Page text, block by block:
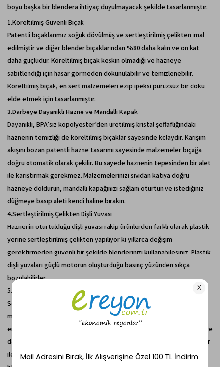
boyu başka bir blendera ihtiyaç duyulmayacak şekilde tasarlanmıştır.
1.Köreltilmiş Güvenli Bıçak
Patentli bıçaklarımız soğuk dövülmüş ve sertleştirilmiş çelikten imal
edilmiştir ve diğer blender bıçaklarından %80 daha kalın ve on kat
daha güçlüdür. Köreltilmiş bıçak keskin olmadığı ve hazneye
sabitlendiği için hasar görmeden dokunulabilir ve temizlenebilir.
Köreltilmiş bıçak, en sert malzemeleri ezip ipeksi pürüzsüz bir doku
elde etmek için tasarlanmıştır.
3.Darbeye Dayanıklı Hazne ve Mandallı Kapak
Dayanıklı, BPA’sız kopolyester’den üretilmiş kristal şeffaflığındaki
haznenin temizliği de köreltilmiş bıçaklar sayesinde kolaydır. Karışım
akışını bozan patentli hazne tasarımı sayesinde malzemeler bıçağa
doğru otomatik olarak çekilir. Bu sayede haznenin tepesinden bir alet
ile karıştırmak gerekmez. Malzemelerinizi sıvıdan katıya doğru
hazneye doldurun, mandallı kapağınızı sağlam oturtun ve istediğiniz
düğmeye basıp aleti kendi haline bırakın.
4.Sertleştirilmiş Çelikten Dişli Yuvası
Haznenin oturtulduğu dişli yuvası rakip ürünlerden farklı olarak plastik
yerine sertleştirilmiş çelikten yapılıyor ki yıllarca değişim
gerektirmeden güvenli bir şekilde blenderınızı kullanabilesiniz. Plastik
dişli yuvaları güçlü motorun oluşturduğu basınç yüzünden sıkça
bozulabilirler.
5.Güçlü ve Süper Hızlı Motor
Sektörün en büyük ve süratlisi olan motorlar, buz ve donuk
meyvelerin ipeksi bir dokuda homojenize edilebilmesi için gereken
endüstriyel kullanım gücüne ve hızına sahiptir. Çelik dişli yuva, darbeye
dayanıklı hazne, köreltilmiş bıçak ve kontrol paneli bu emsalsiz motor
ile bir bütün olarak çalışarak dünyadaki en gelişmiş ve mükemmel